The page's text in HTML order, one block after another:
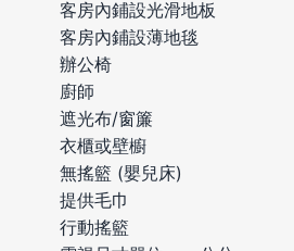
客房內鋪設光滑地板
客房內鋪設薄地毯
辦公椅
廚師
遮光布/窗簾
衣櫃或壁櫥
無搖籃 (嬰兒床)
提供毛巾
行動搖籃